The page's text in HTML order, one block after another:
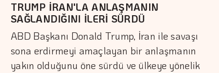
TRUMP İRAN'LA ANLAŞMANIN
SAĞLANDIĞINI İLERİ SÜRDÜ
ABD Başkanı Donald Trump, İran ile savaşı
sona erdirmeyi amaçlayan bir anlaşmanın
yakın olduğunu öne sürdü ve ülkeye yönelik